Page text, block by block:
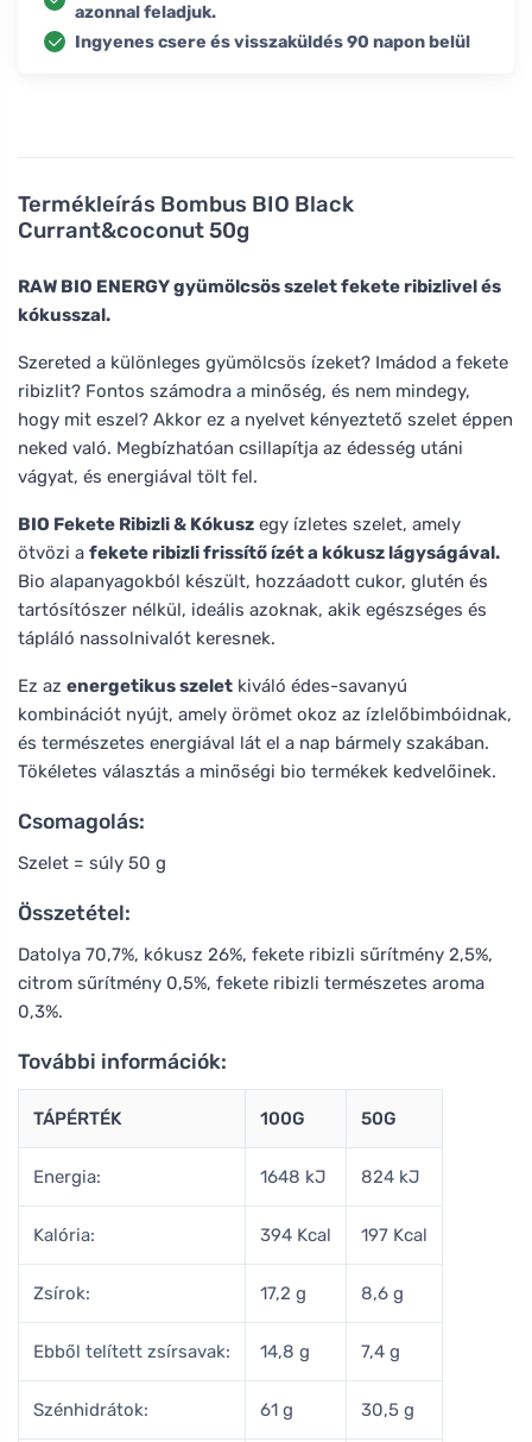
Termékleírás Bombus BIO Black
Currant&coconut 50g
RAW BIO ENERGY gyümölcsös szelet fekete ribizlivel és
kókusszal.
Szereted a különleges gyümölcsös ízeket? Imádod a fekete
ribizlit? Fontos számodra a minőség, és nem mindegy,
hogy mit eszel? Akkor ez a nyelvet kényeztető szelet éppen
neked való. Megbízhatóan csillapítja az édesség utáni
vágyat, és energiával tölt fel.
BIO Fekete Ribizli & Kókusz egy ízletes szelet, amely
ötvözi a fekete ribizli frissítő ízét a kókusz lágyságával.
Bio alapanyagokból készült, hozzáadott cukor, glutén és
tartósítószer nélkül, ideális azoknak, akik egészséges és
tápláló nassolnivalót keresnek.
Ez az energetikus szelet kiváló édes-savanyú
kombinációt nyújt, amely örömet okoz az ízlelőbimbóidnak,
és természetes energiával lát el a nap bármely szakában.
Tökéletes választás a minőségi bio termékek kedvelőinek.
Csomagolás:
Szelet = súly 50 g
Összetétel:
Datolya 70,7%, kókusz 26%, fekete ribizli sűrítmény 2,5%,
citrom sűrítmény 0,5%, fekete ribizli természetes aroma
0,3%.
További információk:
TÁPÉRTÉK 100G 50G
Energia: 1648 kJ 824 kJ
Kalória: 394 Kcal 197 Kcal
Zsírok: 17,2 g 8,6 g
Ebből telített zsírsavak: 14,8 g 7,4 g
Szénhidrátok: 61 g 30,5 g
azonnal feladjuk.
Ingyenes csere és visszaküldés 90 napon belül